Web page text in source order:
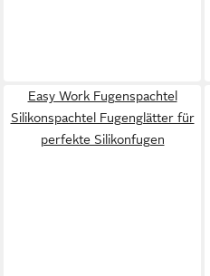
Easy Work Fugenspachtel
Silikonspachtel Fugenglätter für
perfekte Silikonfugen